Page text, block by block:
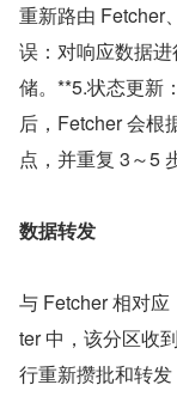
重新路由 Fetcher
误：对响应数据
储。**5.状态更新
后，Fetcher 会根
点，并重复 3～5
数据转发
与 Fetcher 相对
ter 中，该分区收
行重新攒批和转